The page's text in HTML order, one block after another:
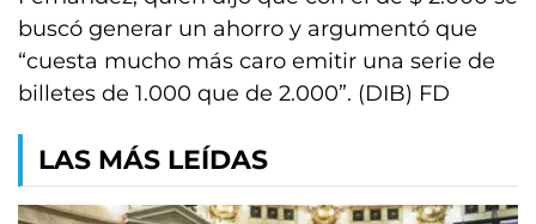
buscó generar un ahorro y argumentó que
“cuesta mucho más caro emitir una serie de
billetes de 1.000 que de 2.000”. (DIB) FD
LAS MÁS LEÍDAS